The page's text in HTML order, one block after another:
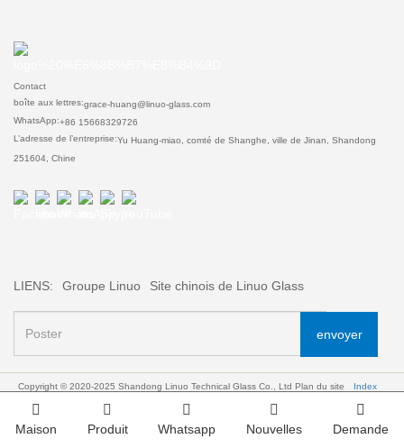
Contact
boîte aux lettres:grace-huang@linuo-glass.com
WhatsApp:+86 15668329726
L’adresse de l’entreprise:Yu Huang-miao, comté de Shanghe, ville de Jinan, Shandong
251604, Chine
LIENS: Groupe Linuo Site chinois de Linuo Glass
envoyer
Copyright © 2020-2025 Shandong Linuo Technical Glass Co., Ltd Plan du site Index
Maison Produit Whatsapp Nouvelles Demande